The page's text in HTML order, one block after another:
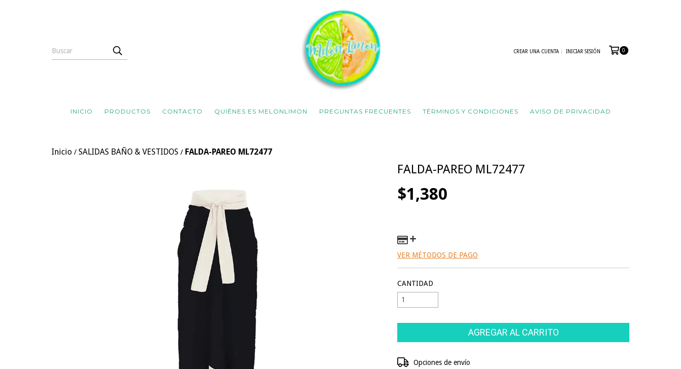
CREAR UNA CUENTA INICIAR SESIÓN 0
INICIO PRODUCTOS CONTACTO QUIÉNES ES MELONLIMON PREGUNTAS FRECUENTES TÉRMINOS Y CONDICIONES AVISO DE PRIVACIDAD
Inicio / SALIDAS BAÑO & VESTIDOS / FALDA-PAREO ML72477
FALDA-PAREO ML72477
$1,380
VER MÉTODOS DE PAGO
CANTIDAD
Entregas para el CP:
Opciones de envío